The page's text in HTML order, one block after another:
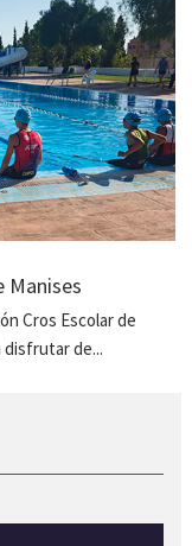
Manises
Cros Escolar de
disfrutar de...